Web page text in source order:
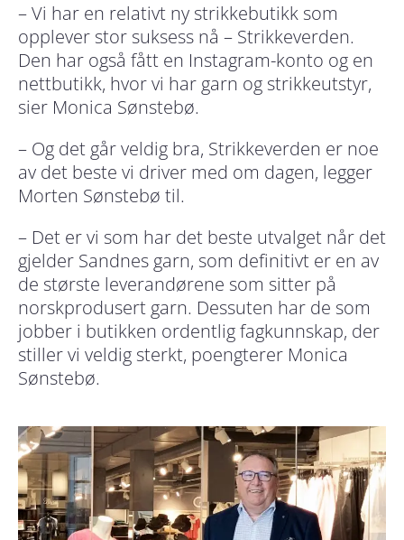
– Vi har en relativt ny strikkebutikk som
opplever stor suksess nå – Strikkeverden.
Den har også fått en Instagram-konto og en
nettbutikk, hvor vi har garn og strikkeutstyr,
sier Monica Sønstebø.
– Og det går veldig bra, Strikkeverden er noe
av det beste vi driver med om dagen, legger
Morten Sønstebø til.
– Det er vi som har det beste utvalget når det
gjelder Sandnes garn, som definitivt er en av
de største leverandørene som sitter på
norskprodusert garn. Dessuten har de som
jobber i butikken ordentlig fagkunnskap, der
stiller vi veldig sterkt, poengterer Monica
Sønstebø.